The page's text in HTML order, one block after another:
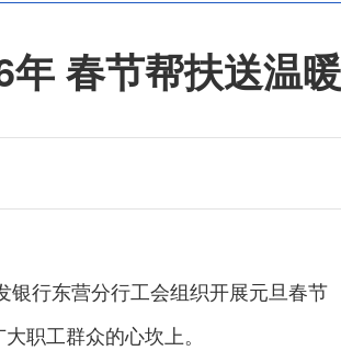
春节帮扶送温
银行东营分行工会组织开展元旦春节
职工群众的心坎上。